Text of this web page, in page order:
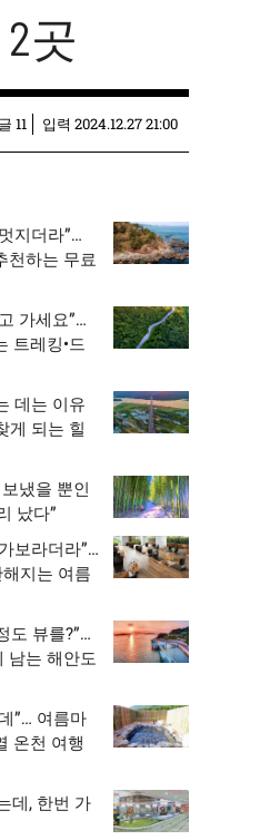
곳
11 입력 2024.12.27 21:00
지더라”…
천하는 무료
가세요”…
트레킹•드
데는 이유
게 되는 힐
냈을 뿐인
났다”
보라더라”…
지는 여름
도 뷰를?”…
남는 해안도
”… 여름마
온천 여행
데, 한번 가